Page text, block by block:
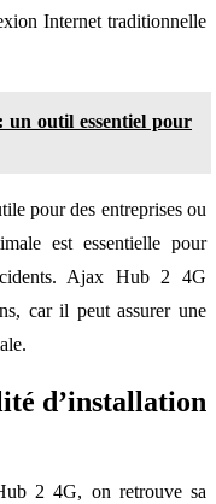
Internet traditionnelle
un outil essentiel pour
pour des entreprises ou
est essentielle pour
Ajax Hub 2 4G
car il peut assurer une
d’installation
2 4G, on retrouve sa